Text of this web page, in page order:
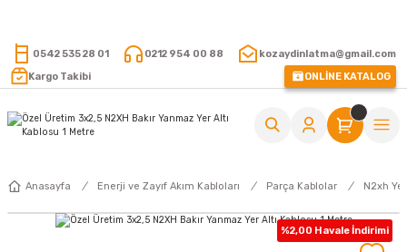
0542 535 28 01 0212 954 00 88
kozaydinlatma@gmail.com
Kargo Takibi
ONLİNE KATALOG
Anasayfa Enerji ve Zayıf Akım Kabloları Parça Kablolar N2xh
%2,00 Havale İndirimi